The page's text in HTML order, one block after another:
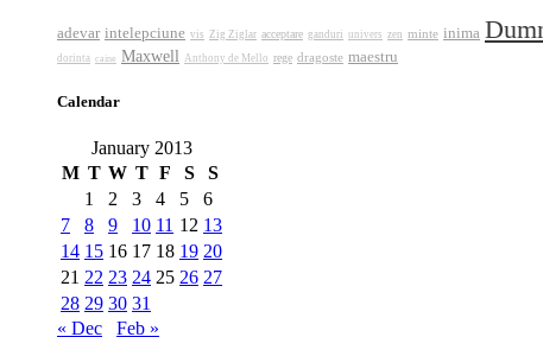
adevar intelepciune vis Zig Ziglar acceptare ganduri univers zen minte inima
dorinta caine Maxwell Anthony de Mello rege dragoste maestru
Calendar
January 2013
M T W T F S
S
1
2 3 4 5
6
7
8 9 10 11 12 13
14 15 16 17 18 19 20
21 22 23 24 25 26 27
28 29 30 31
« Dec
Feb »